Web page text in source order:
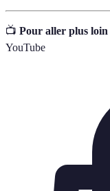
📺 Pour aller plus loin
YouTube